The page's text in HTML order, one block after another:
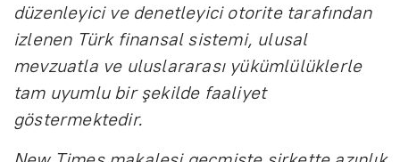
düzenleyici ve denetleyici otorite tarafından
izlenen Türk finansal sistemi, ulusal
mevzuatla ve uluslararası yükümlülüklerle
tam uyumlu bir şekilde faaliyet
göstermektedir.